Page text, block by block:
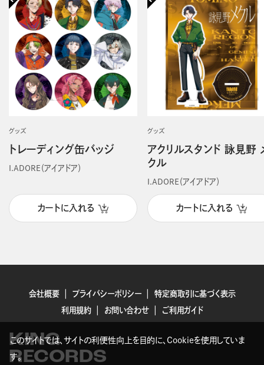
グッズ
トレーディング缶バッジ
I.ADORE（アイアドア）
カートに入れる
グッズ
アクリルスタンド 詠見野
クル
I.ADORE（アイアドア）
カートに入れる
会社概要 プライバシーポリシー
特定商取引に基づく表示
利用規約
お問い合わせ ご利用ガイド
KING
RECORDS
このサイトでは、サイトの利便性向上を目的に、Cookieを使用していま
す。